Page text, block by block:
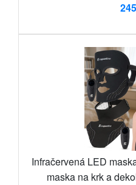
Infračervená LED
maska na krk a